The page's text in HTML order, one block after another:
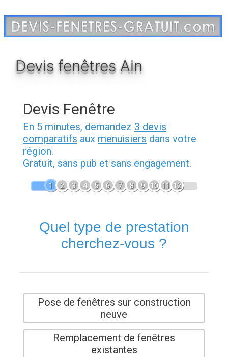
au
contenu
Devis fenêtres Ain
Devis Fenêtre
En 5 minutes, demandez 3 devis
comparatifs aux menuisiers dans votre
région.
Gratuit, sans pub et sans engagement.
1 2 3 4 5 6 7 8 9 10 11 12
Quel type de prestation
cherchez-vous ?
Pose de fenêtres sur construction
neuve
Remplacement de fenêtres
existantes